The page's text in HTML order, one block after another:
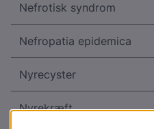
Nefrotisk syndrom
Nefropatia epidemica
Nyrecyster
Nyrekræft